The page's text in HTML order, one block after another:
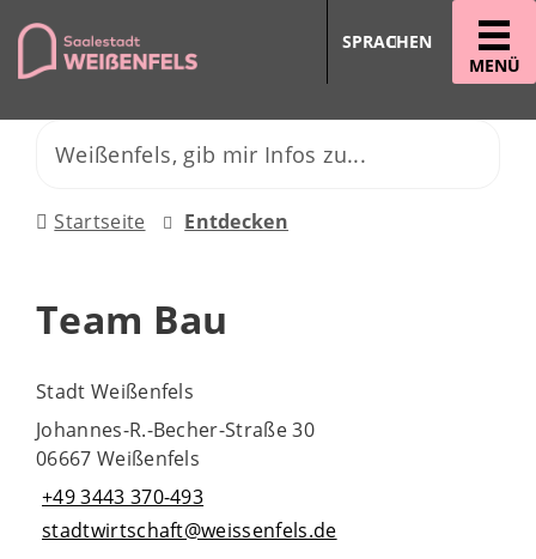
MENÜ
SPRACHEN
Startseite Entdecken
Team Bau
Stadt Weißenfels
Johannes-R.-Becher-Straße 30
06667 Weißenfels
+49 3443 370-493
stadtwirtschaft@weissenfels.de